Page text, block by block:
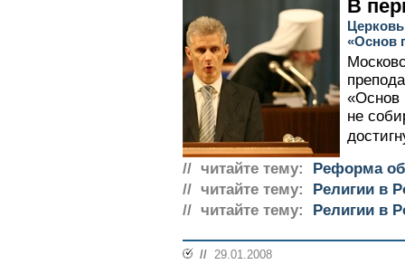
В
Церковь
«Основ
«Основ
не
// читайте тему:
Реформа
// читайте тему:
Религии в
// читайте тему:
Религии в
// 29.01.2008